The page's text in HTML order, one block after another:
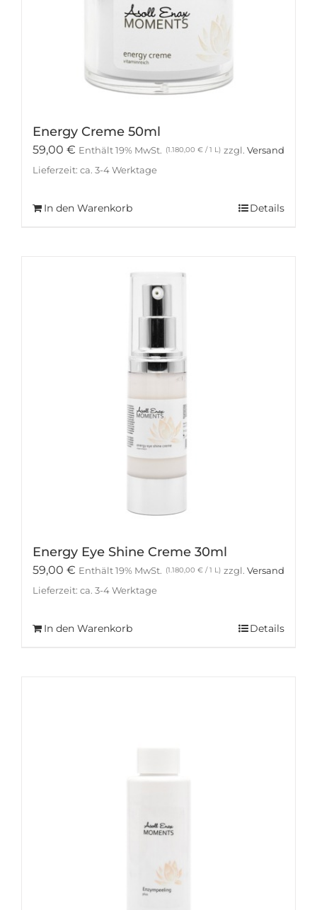
Energy Creme 50ml
59,00 € Enthält 19% MwSt. (1.180,00 € / 1 L) zzgl. Versand
Lieferzeit: ca. 3-4 Werktage
In den Warenkorb Details
Energy Eye Shine Creme 30ml
59,00 € Enthält 19% MwSt. (1.180,00 € / 1 L) zzgl. Versand
Lieferzeit: ca. 3-4 Werktage
In den Warenkorb Details